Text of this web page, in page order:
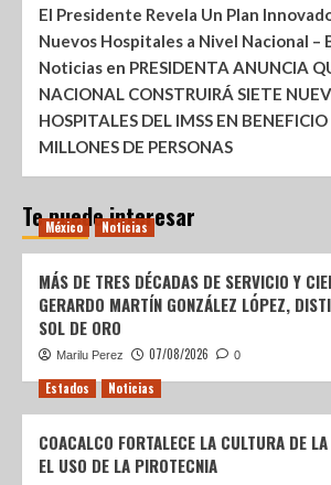
El Presidente Revela Un Plan
Nuevos Hospitales a Nivel Nacional –
Noticias en PRESIDENTA ANUNCIA
NACIONAL CONSTRUIRÁ SIETE
HOSPITALES DEL IMSS EN
MILLONES DE PERSONAS
Te puede interesar
México Noticias
MÁS DE TRES DÉCADAS DE SERVICIO Y
GERARDO MARTÍN GONZÁLEZ LÓPEZ,
SOL DE ORO
Marilu Perez 07/08/2026 0
Estados Noticias
COACALCO FORTALECE LA CULTURA DE
EL USO DE LA PIROTECNIA